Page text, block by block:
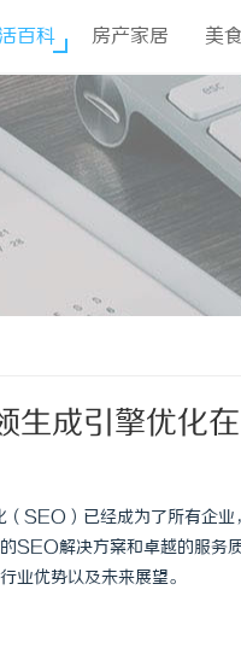
百科 房产家居 美
生成引擎优化
SEO）已经成为了所有企
SEO解决方案和卓越的服务
业优势以及未来展望。